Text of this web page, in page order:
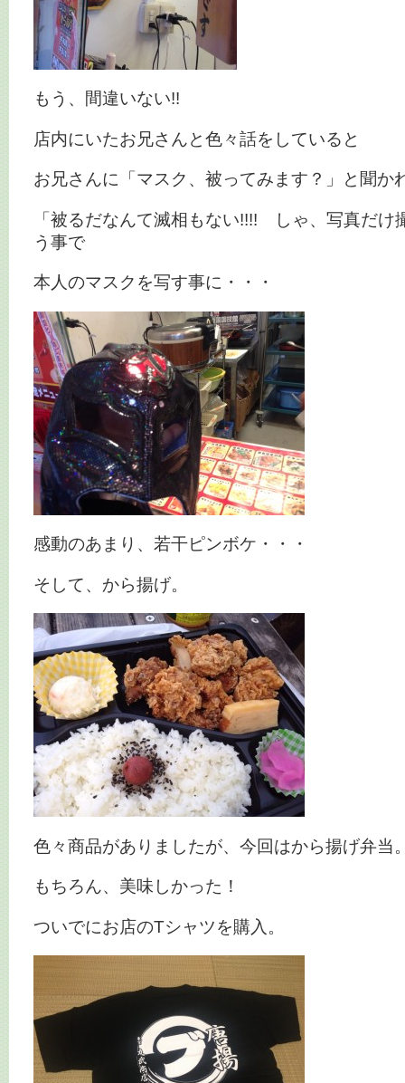
もう、間違いない!!
店内にいたお兄さんと色々話をしていると
お兄さんに「マスク、被ってみます？」と聞か
「被るだなんて滅相もない!!!! しゃ、写真だけ
う事で
本人のマスクを写す事に・・・
感動のあまり、若干ピンボケ・・・
そして、から揚げ。
色々商品がありましたが、今回はから揚げ弁当
もちろん、美味しかった！
ついでにお店のTシャツを購入。